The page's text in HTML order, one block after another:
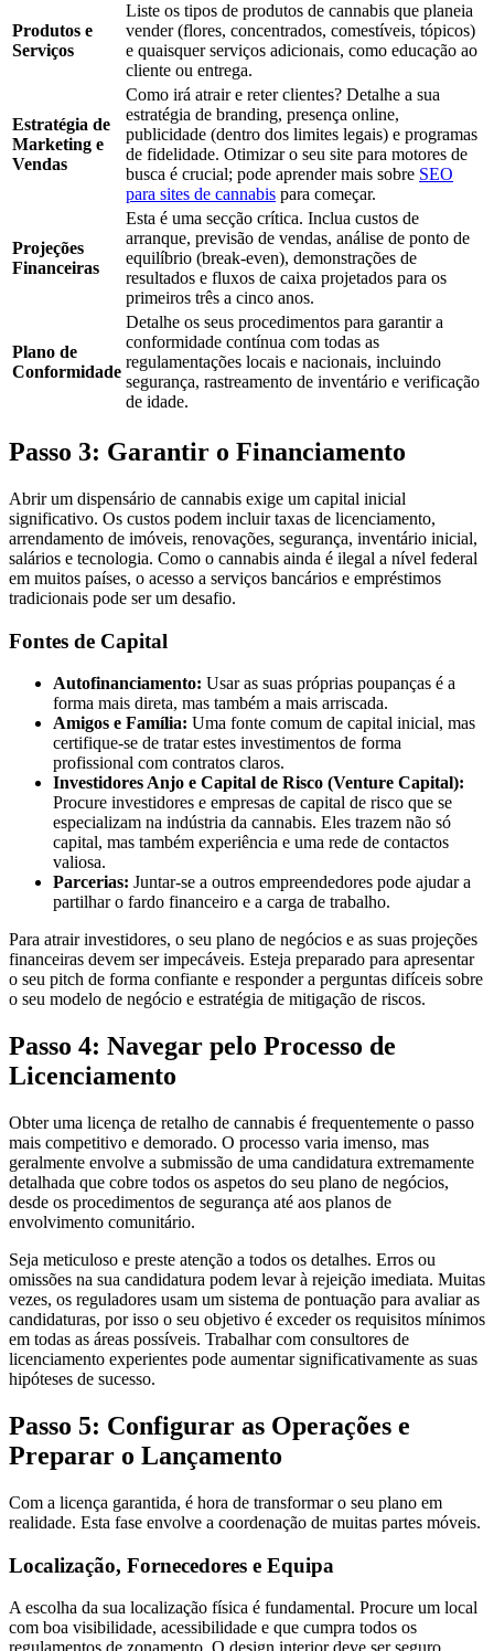
Produtos e
Serviços
Liste os tipos de produtos de cannabis que planeia
vender (flores, concentrados, comestíveis, tópicos)
e quaisquer serviços adicionais, como educação ao
cliente ou entrega.
Estratégia de
Marketing e
Vendas
Como irá atrair e reter clientes? Detalhe a sua
estratégia de branding, presença online,
publicidade (dentro dos limites legais) e programas
de fidelidade. Otimizar o seu site para motores de
busca é crucial; pode aprender mais sobre SEO
para sites de cannabis para começar.
Projeções
Financeiras
Esta é uma secção crítica. Inclua custos de
arranque, previsão de vendas, análise de ponto de
equilíbrio (break-even), demonstrações de
resultados e fluxos de caixa projetados para os
primeiros três a cinco anos.
Plano de
Conformidade
Detalhe os seus procedimentos para garantir a
conformidade contínua com todas as
regulamentações locais e nacionais, incluindo
segurança, rastreamento de inventário e verificação
de idade.
Passo 3: Garantir o Financiamento
Abrir um dispensário de cannabis exige um capital inicial
significativo. Os custos podem incluir taxas de licenciamento,
arrendamento de imóveis, renovações, segurança, inventário inicial,
salários e tecnologia. Como o cannabis ainda é ilegal a nível federal
em muitos países, o acesso a serviços bancários e empréstimos
tradicionais pode ser um desafio.
Fontes de Capital
Autofinanciamento: Usar as suas próprias poupanças é a
forma mais direta, mas também a mais arriscada.
Amigos e Família: Uma fonte comum de capital inicial, mas
certifique-se de tratar estes investimentos de forma
profissional com contratos claros.
Investidores Anjo e Capital de Risco (Venture Capital):
Procure investidores e empresas de capital de risco que se
especializam na indústria da cannabis. Eles trazem não só
capital, mas também experiência e uma rede de contactos
valiosa.
Parcerias: Juntar-se a outros empreendedores pode ajudar a
partilhar o fardo financeiro e a carga de trabalho.
Para atrair investidores, o seu plano de negócios e as suas projeções
financeiras devem ser impecáveis. Esteja preparado para apresentar
o seu pitch de forma confiante e responder a perguntas difíceis sobre
o seu modelo de negócio e estratégia de mitigação de riscos.
Passo 4: Navegar pelo Processo de
Licenciamento
Obter uma licença de retalho de cannabis é frequentemente o passo
mais competitivo e demorado. O processo varia imenso, mas
geralmente envolve a submissão de uma candidatura extremamente
detalhada que cobre todos os aspetos do seu plano de negócios,
desde os procedimentos de segurança até aos planos de
envolvimento comunitário.
Seja meticuloso e preste atenção a todos os detalhes. Erros ou
omissões na sua candidatura podem levar à rejeição imediata. Muitas
vezes, os reguladores usam um sistema de pontuação para avaliar as
candidaturas, por isso o seu objetivo é exceder os requisitos mínimos
em todas as áreas possíveis. Trabalhar com consultores de
licenciamento experientes pode aumentar significativamente as suas
hipóteses de sucesso.
Passo 5: Configurar as Operações e
Preparar o Lançamento
Com a licença garantida, é hora de transformar o seu plano em
realidade. Esta fase envolve a coordenação de muitas partes móveis.
Localização, Fornecedores e Equipa
A escolha da sua localização física é fundamental. Procure um local
com boa visibilidade, acessibilidade e que cumpra todos os